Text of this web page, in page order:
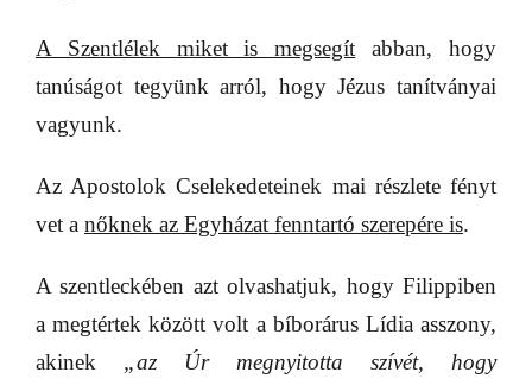
A Szentlélek miket is megsegít abban, hogy
tanúságot tegyünk arról, hogy Jézus tanítványai
vagyunk.
Az Apostolok Cselekedeteinek mai részlete fényt
vet a nőknek az Egyházat fenntartó szerepére is.
A szentleckében azt olvashatjuk, hogy Filippiben
a megtértek között volt a bíborárus Lídia asszony,
akinek „az Úr megnyitotta szívét, hogy